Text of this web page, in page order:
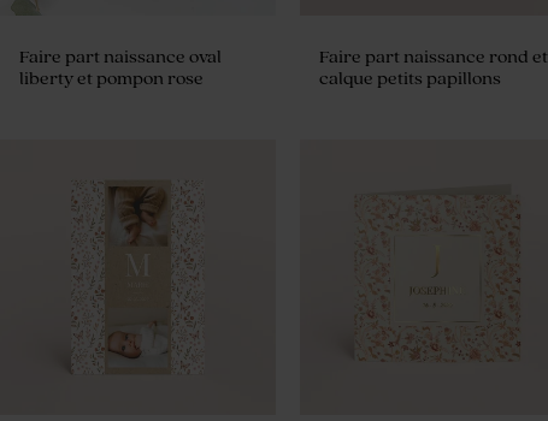
Faire part naissance oval
liberty et pompon rose
Faire part naissance rond et
calque petits papillons